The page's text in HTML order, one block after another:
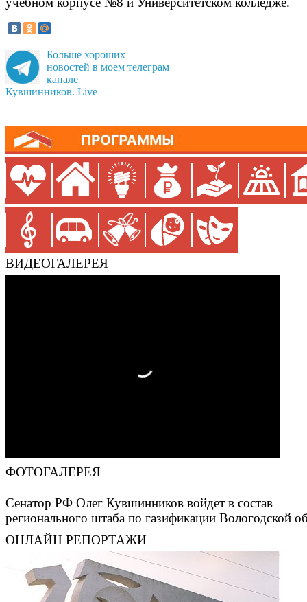
Больше хороших
новостей в моем телеграм
канале
Кувшинников. Live
ВИДЕОГАЛЕРЕЯ
ФОТОГАЛЕРЕЯ
Сенатор РФ Олег Кувшинников войдет в состав
регионального штаба по газификации Вологодской
ОНЛАЙН РЕПОРТАЖИ